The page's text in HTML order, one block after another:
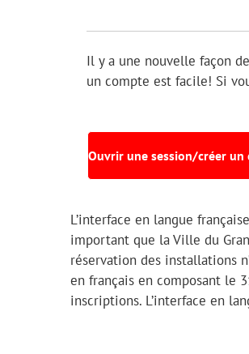
Il y a une nouvelle façon
un compte est facile! Si
Ouvrir une session/créer un
L’interface en langue
important que la Ville du
réservation des installations
en français en composant le
inscriptions. L’interface en